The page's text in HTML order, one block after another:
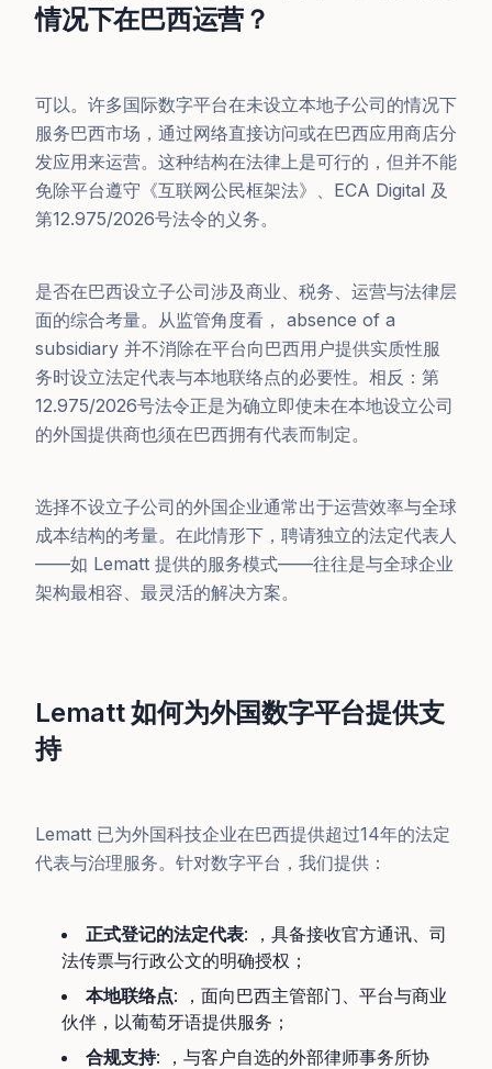
情况下在巴西运营？
可以。许多国际数字平台在未设立本地子公司的情况下
服务巴西市场，通过网络直接访问或在巴西应用商店分
发应用来运营。这种结构在法律上是可行的，但并不能
免除平台遵守《互联网公民框架法》、ECA Digital 及
第12.975/2026号法令的义务。
是否在巴西设立子公司涉及商业、税务、运营与法律层
面的综合考量。从监管角度看， absence of a
subsidiary 并不消除在平台向巴西用户提供实质性服
务时设立法定代表与本地联络点的必要性。相反：第
12.975/2026号法令正是为确立即使未在本地设立公司
的外国提供商也须在巴西拥有代表而制定。
选择不设立子公司的外国企业通常出于运营效率与全球
成本结构的考量。在此情形下，聘请独立的法定代表人
——如 Lematt 提供的服务模式——往往是与全球企业
架构最相容、最灵活的解决方案。
Lematt 如何为外国数字平台提供支
持
Lematt 已为外国科技企业在巴西提供超过14年的法定
代表与治理服务。针对数字平台，我们提供：
正式登记的法定代表: ，具备接收官方通讯、司
法传票与行政公文的明确授权；
本地联络点: ，面向巴西主管部门、平台与商业
伙伴，以葡萄牙语提供服务；
合规支持: ，与客户自选的外部律师事务所协